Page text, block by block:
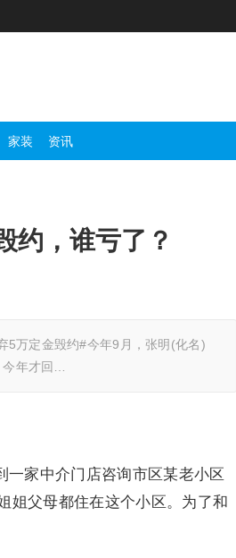
家装 资讯
约，谁亏了？
5万定金毁约#今年9月，张明(化名)
年才回…
一家中介门店咨询市区某老小区
姐父母都住在这个小区。为了和